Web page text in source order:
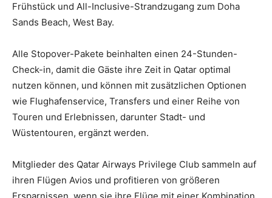
Frühstück und All-Inclusive-Strandzugang zum Doha
Sands Beach, West Bay.
Alle Stopover-Pakete beinhalten einen 24-Stunden-
Check-in, damit die Gäste ihre Zeit in Qatar optimal
nutzen können, und können mit zusätzlichen Optionen
wie Flughafenservice, Transfers und einer Reihe von
Touren und Erlebnissen, darunter Stadt- und
Wüstentouren, ergänzt werden.
Mitglieder des Qatar Airways Privilege Club sammeln auf
ihren Flügen Avios und profitieren von größeren